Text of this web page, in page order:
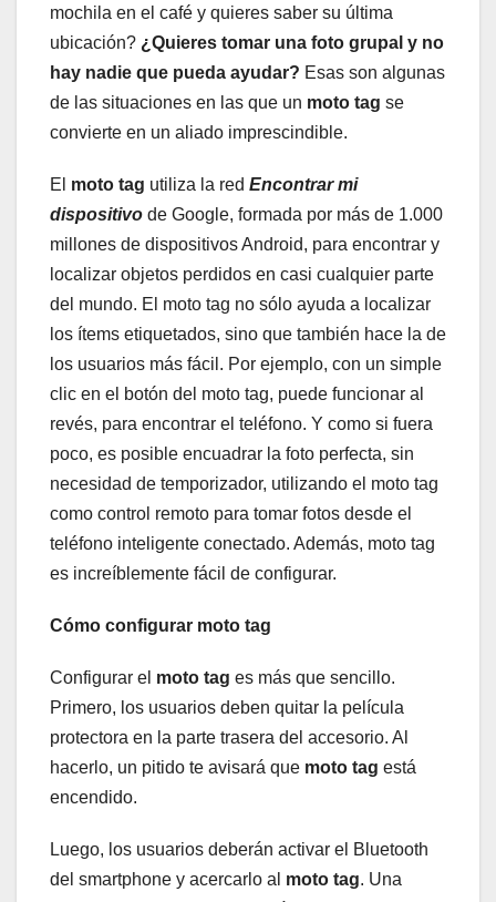
mochila en el café y quieres saber su última
ubicación? ¿Quieres tomar una foto grupal y no
hay nadie que pueda ayudar? Esas son algunas
de las situaciones en las que un moto tag se
convierte en un aliado imprescindible.
El moto tag utiliza la red Encontrar mi
dispositivo de Google, formada por más de 1.000
millones de dispositivos Android, para encontrar y
localizar objetos perdidos en casi cualquier parte
del mundo. El moto tag no sólo ayuda a localizar
los ítems etiquetados, sino que también hace la de
los usuarios más fácil. Por ejemplo, con un simple
clic en el botón del moto tag, puede funcionar al
revés, para encontrar el teléfono. Y como si fuera
poco, es posible encuadrar la foto perfecta, sin
necesidad de temporizador, utilizando el moto tag
como control remoto para tomar fotos desde el
teléfono inteligente conectado. Además, moto tag
es increíblemente fácil de configurar.
Cómo configurar moto tag
Configurar el moto tag es más que sencillo.
Primero, los usuarios deben quitar la película
protectora en la parte trasera del accesorio. Al
hacerlo, un pitido te avisará que moto tag está
encendido.
Luego, los usuarios deberán activar el Bluetooth
del smartphone y acercarlo al moto tag. Una